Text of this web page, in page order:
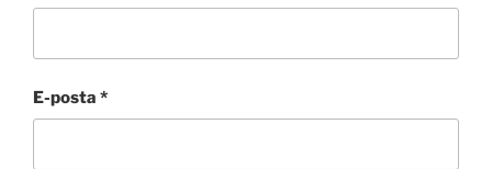
E-posta *